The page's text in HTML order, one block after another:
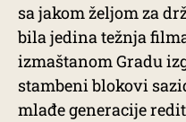
sa jakom željom za
bila jedina težnja
izmaštanom Gradu
stambeni blokovi
mlađe generacije